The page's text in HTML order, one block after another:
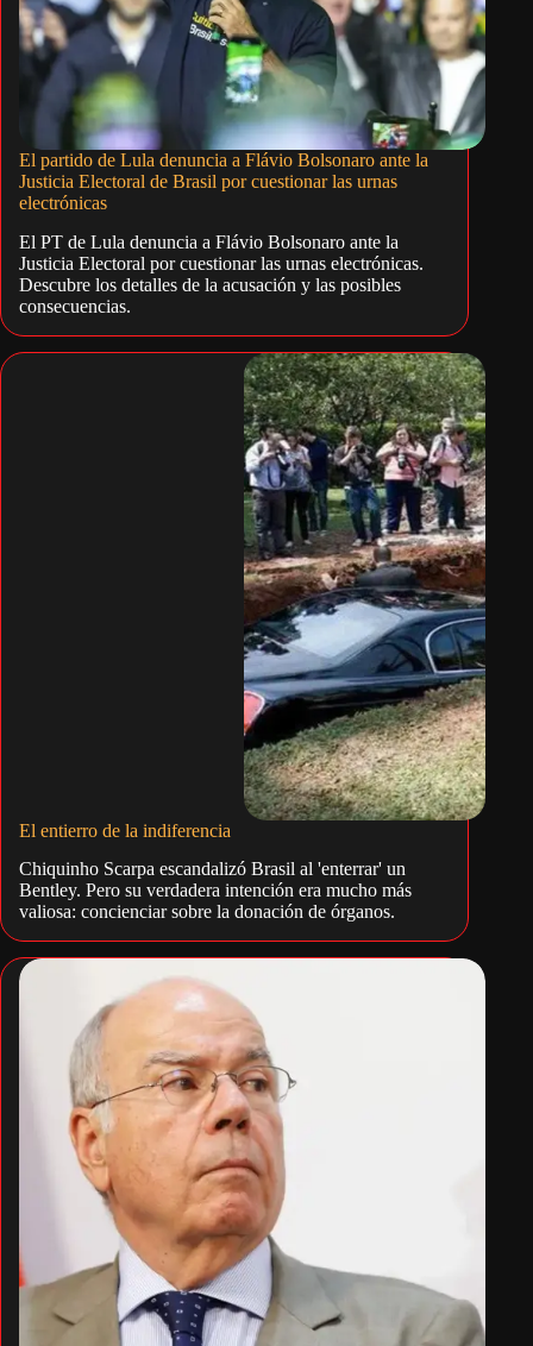
El partido de Lula denuncia a Flávio Bolsonaro ante la
Justicia Electoral de Brasil por cuestionar las urnas
electrónicas
El PT de Lula denuncia a Flávio Bolsonaro ante la
Justicia Electoral por cuestionar las urnas electrónicas.
Descubre los detalles de la acusación y las posibles
consecuencias.
El entierro de la indiferencia
Chiquinho Scarpa escandalizó Brasil al 'enterrar' un
Bentley. Pero su verdadera intención era mucho más
valiosa: concienciar sobre la donación de órganos.